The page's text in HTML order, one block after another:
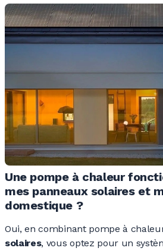
Une pompe à chaleur
mes panneaux solaires et
domestique ?
Oui, en combinant pompe à
solaires, vous optez pour un